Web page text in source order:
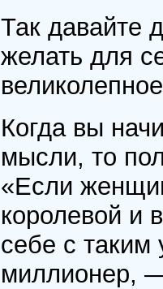
Так давайте
желать для
Когда вы
мысли, то
«Если
королевой и
себе с таким
миллионер,